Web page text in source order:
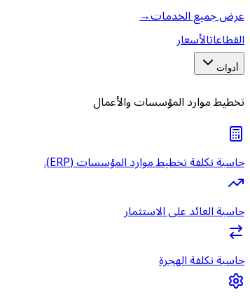
عرض جميع الخدمات→
القطاعاتالأسعار
أدوات
تخطيط موارد المؤسسات والأعمال
حاسبة تكلفة تخطيط موارد المؤسسات (ERP).
حاسبة العائد على الاستثمار
حاسبة تكلفة الهجرة